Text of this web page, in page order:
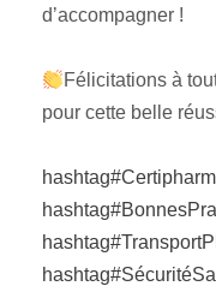
d’accompagner !
Félicitations à
pour cette belle
hashtag#Certipharm